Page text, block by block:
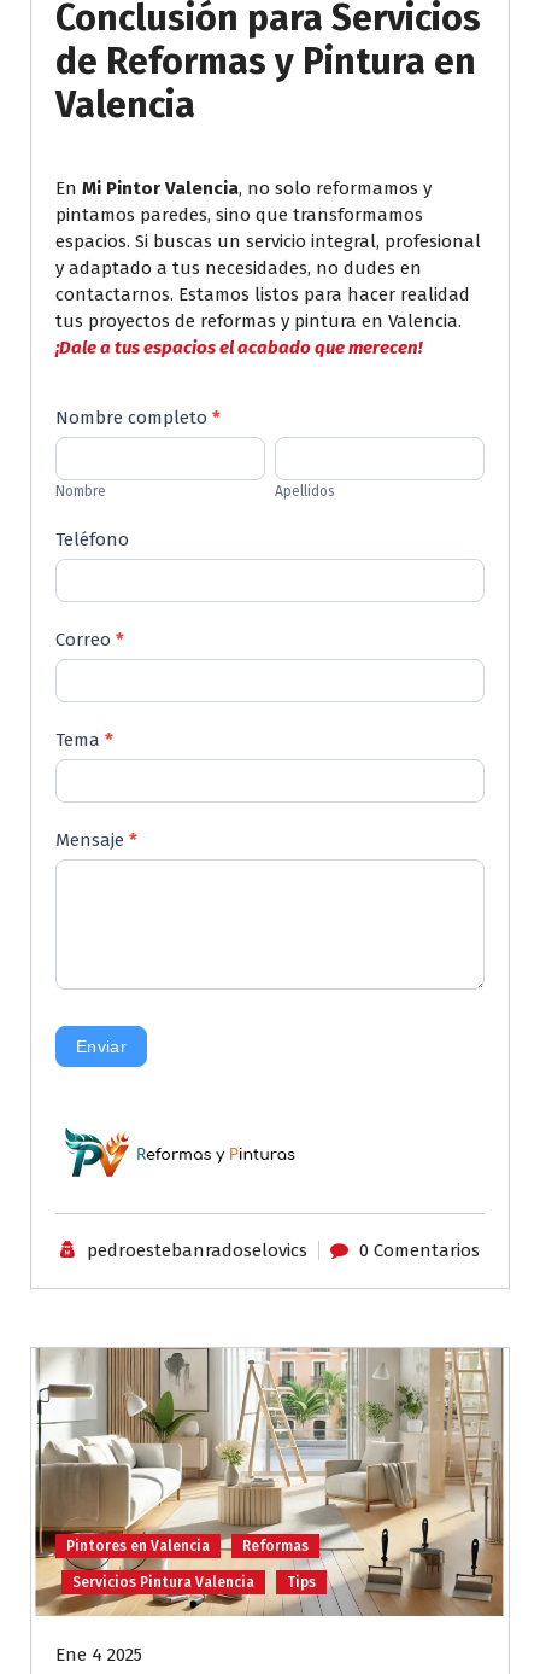
Conclusión para Servicios
de Reformas y Pintura en
Valencia
En Mi Pintor Valencia, no solo reformamos y
pintamos paredes, sino que transformamos
espacios. Si buscas un servicio integral, profesional
y adaptado a tus necesidades, no dudes en
contactarnos. Estamos listos para hacer realidad
tus proyectos de reformas y pintura en Valencia.
¡Dale a tus espacios el acabado que merecen!
Contactenos
Nombre completo *
Nombre
Nombre
Apellidos
Apellidos
Teléfono
Correo *
Tema *
Mensaje *
Enviar
pedroestebanradoselovics 0 Comentarios
Pintores en Valencia Reformas
Servicios Pintura Valencia Tips
Ene 4 2025